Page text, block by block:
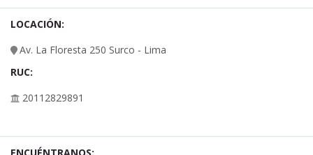
LOCACIÓN:
Av. La Floresta 250 Surco - Lima
RUC:
20112829891